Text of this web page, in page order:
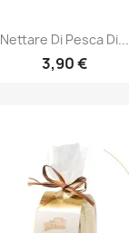
Nettare Di Pesca Di...
3,90 €